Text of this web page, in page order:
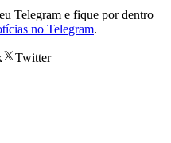
Telegram e fique por dentro
no Telegram.
Twitter